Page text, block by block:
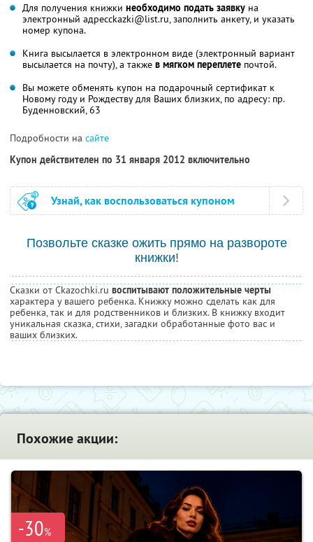
Для получения книжки необходимо подать заявку на
электронный адресckazki@list.ru, заполнить анкету, и указать
номер купона.
Книга высылается в электронном виде (электронный вариант
высылается на почту), а также в мягком переплете почтой.
Вы можете обменять купон на подарочный сертификат к
Новому году и Рождеству для Ваших близких, по адресу: пр.
Буденновский, 63
Подробности на сайте
Купон действителен по 31 января 2012 включительно
Узнай, как воспользоваться купоном
Позвольте сказке ожить прямо на развороте
книжки!
Сказки от Ckazochki.ru воспитывают положительные черты
характера у вашего ребенка. Книжку можно сделать как для
ребенка, так и для родственников и близких. В книжку входит
уникальная сказка, стихи, загадки обработанные фото вас и
ваших близких.
Похожие акции:
-30%